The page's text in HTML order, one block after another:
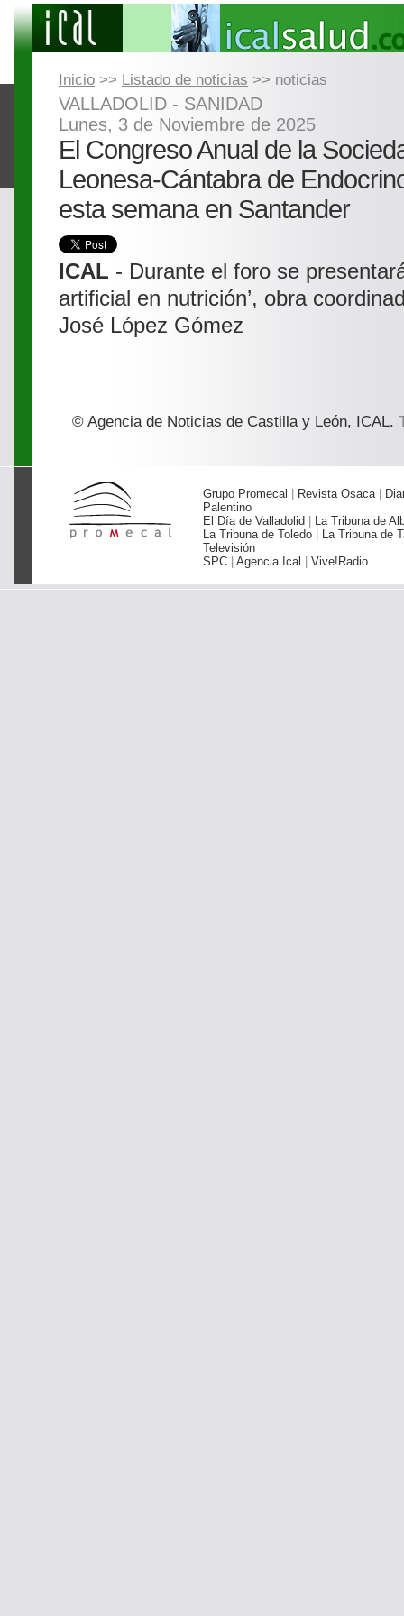
Inicio >> Listado de noticias >> noticias
VALLADOLID - SANIDAD
Lunes, 3 de Noviembre de 2025
El Congreso Anual de la
Leonesa-Cántabra de
esta semana en Santander
ICAL - Durante el foro se
artificial en nutrición’, obra
José López Gómez
© Agencia de Noticias de Castilla y León, ICAL.
Grupo Promecal | Revista Osaca |
Palentino
El Día de Valladolid | La Tribuna de
La Tribuna de Toledo | La Tribuna de
Televisión
SPC | Agencia Ical | Vive!Radio